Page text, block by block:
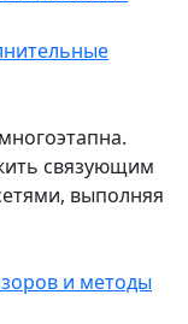
связующим
выполняя